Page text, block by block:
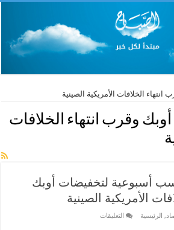
انتهاء الخلافات الأمريكية الصينية
أوبك وقرب انتهاء الخلافات
أسبوعية لتخفيضات أوبك
الأمريكية الصينية
, الرئيسية التعليقات